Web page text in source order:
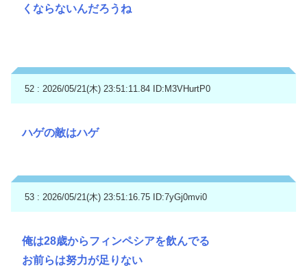
くならないんだろうね
52 : 2026/05/21(木) 23:51:11.84 ID:M3VHurtP0
ハゲの敵はハゲ
53 : 2026/05/21(木) 23:51:16.75 ID:7yGj0mvi0
俺は28歳からフィンペシアを飲んでる
お前らは努力が足りない